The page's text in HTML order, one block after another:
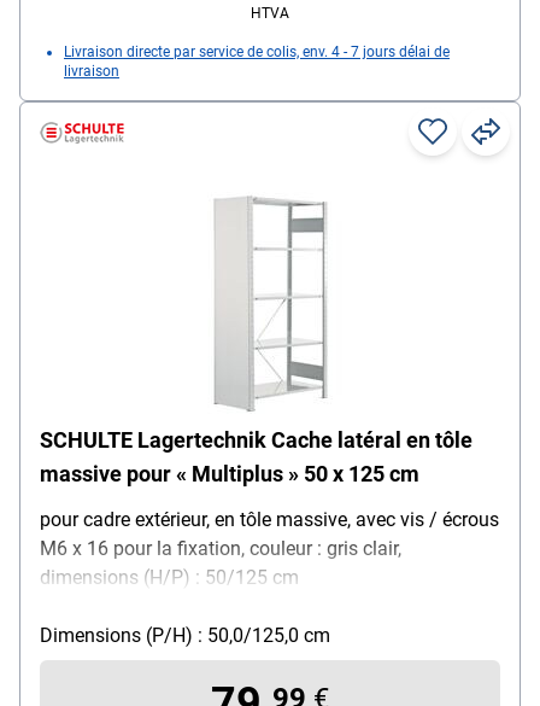
HTVA
Livraison directe par service de colis, env. 4 - 7 jours délai de
livraison
SCHULTE Lagertechnik Cache latéral en tôle
massive pour « Multiplus » 50 x 125 cm
pour cadre extérieur, en tôle massive, avec vis / écrous
M6 x 16 pour la fixation, couleur : gris clair,
dimensions (H/P) : 50/125 cm
Dimensions (P/H) : 50,0/125,0 cm
99 €